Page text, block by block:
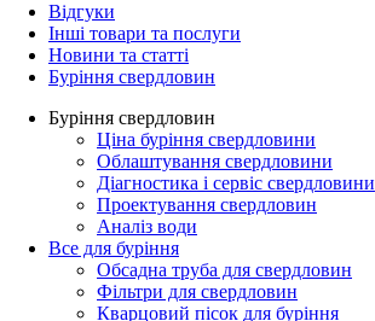
Відгуки
Інші товари та послуги
Новини та статті
Буріння свердловин
Буріння свердловин
Ціна буріння свердловини
Облаштування свердловини
Діагностика і сервіс свердловини
Проектування свердловин
Аналіз води
Все для буріння
Обсадна труба для свердловин
Фільтри для свердловин
Кварцовий пісок для буріння